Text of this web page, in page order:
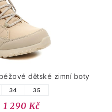
dětské zimní boty
34 35
1 290 Kč